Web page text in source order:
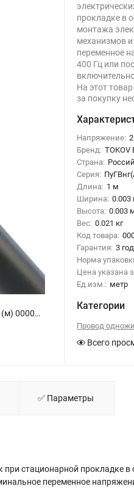
Провод TOKOV ELECTRIC ПуГВнг(А)-LS 1х1.5 (бухта) Ч 450/750В (м) 000011507 - фото
прокладке в
монтажа
механизмов
переменное
400 Гц или
На этот
за покупку
Напряжение:
Бренд: TOKOV
Страна:
Серия:
Длина: 1 м
Ширина:
Высота: 0.003
Вес: 0.021 кг
Код товара:
Гарантия: 3
Норма
Цена указана
Ед.изм.: метр
Категории
Провод
Всего
✅ Параметры
стационарной прокладке в
переменное